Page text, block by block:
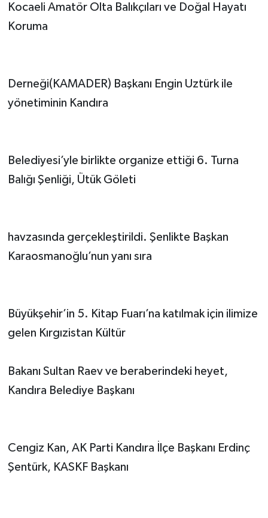
Kocaeli Amatör Olta Balıkçıları ve Doğal Hayatı
Koruma
Derneği(KAMADER) Başkanı Engin Uztürk ile
yönetiminin Kandıra
Belediyesi’yle birlikte organize ettiği 6. Turna
Balığı Şenliği, Ütük Göleti
havzasında gerçekleştirildi. Şenlikte Başkan
Karaosmanoğlu’nun yanı sıra
Büyükşehir’in 5. Kitap Fuarı’na katılmak için ilimize
gelen Kırgızistan Kültür
Bakanı Sultan Raev ve beraberindeki heyet,
Kandıra Belediye Başkanı
Cengiz Kan, AK Parti Kandıra İlçe Başkanı Erdinç
Şentürk, KASKF Başkanı